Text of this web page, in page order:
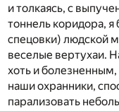
и толкаясь, с
тоннель коридора,
спецовки) людской
веселые вертухаи.
хоть и
наши охранники,
парализовать